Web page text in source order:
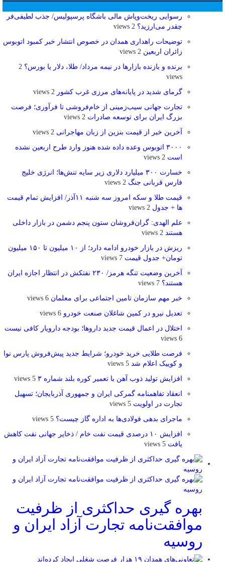
رسوایی ریخت‌وپاش مالی باشگاه پرسپولیس/ جذب لطیفی‌فر
چقدر می‌ارزید؟ 2 views
توضیحات راهداری همدان در خصوص انتشار خبر کمبود اتوبوس
زائران اربعین 2 views
برنده‌ و بازنده بازارها در نیمه مرداد/ طلا، دلار یا بورس؟ 2
views
گرمای شدید در پایانه‌های مرزی غرب کشور 2 views
تجارت جهانی سیب‌زمینی از خام‌فروشی تا فرآوری؛ فرصت
بزرگ ایران برای توسعه صادرات 2 views
آخرین خبر از قیمت بنزین از زبان مهاجرانی 2 views
۳۰۰۰ اتوبوس وعده داده شده هنوز وارد طرح اربعین نشده
است 2 views
خسارت ۳۰۰ میلیارد دلاری زیر سایه تنش‌ها؛ انرژی خلیج
فارس قربانی جنگ 2 views
قیمت طلا و سکه امروز سه شنبه ۱۱آذر/ افزایش تمام قیمت
ها + جدول 2 views
علم الهدی: گران‌فروشان ستون پنجم دشمن در بازار داخلی
هستند 2 views
ریزش در بازار خودرو ادامه دارد؛ از ۱۰ میلیون تا ۱۵۰ میلیون
تومان+ جدول قیمت 7 views
آخرین وضعیت تنگه هرمز/ ۲۳۰ نفتکش در انتظار اجازه ایران
هستند؟ 7 views
خبر مهم سازمان تامین اجتماعی برای معلمان 6 views
تعدیل نیرو در کمین شاغلان صنعت خودرو 6 views
اختلال در اعمال قیمت‌ جدید داروها؛ بودجه دارویار کافی نیست
6 views
فرصت طلایی خرید خودرو؛ شرایط جدید پیش‌فروش پارس نوا
و کوییک اعلام شد 5 views
افزایش تولید ذوب آهن با تعمیر کوره بلند شماره ۳
5 views
انعقاد تفاهمنامه گمرکی ایران و جمهوری آذربایجان؛ تسهیل
تجارت در اولویت 5 views
ماجرای بدهی فولادی‌ها به اداره گاز چیست؟ 5 views
افزایش ۱۰ درصدی قیمت نفت خام / ذخایر جهانی نفت کاهش
یافت 5 views
بهره گیری حداکثری از ظرفیت
موافقت‌نامه تجارت آزاد ایران و
روسیه